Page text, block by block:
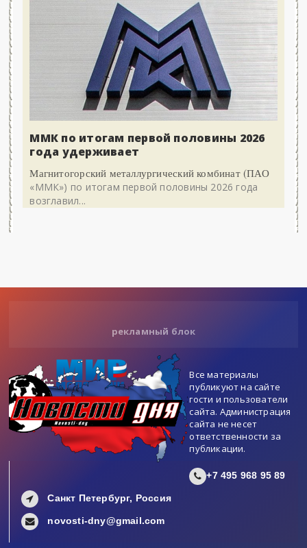
ММК по итогам первой половины 2026
года удерживает
Магнитогорский металлургический комбинат (ПАО
«ММК») по итогам первой половины 2026 года
возглавил...
рекламный блок
Все материалы
публикуют на сайте
гости и пользователи
сайта. Администрация
сайта не несет
ответственности за
публикации.
+7 495 968 95 89
Санкт Петербург, Россия
novosti-dny@gmail.com